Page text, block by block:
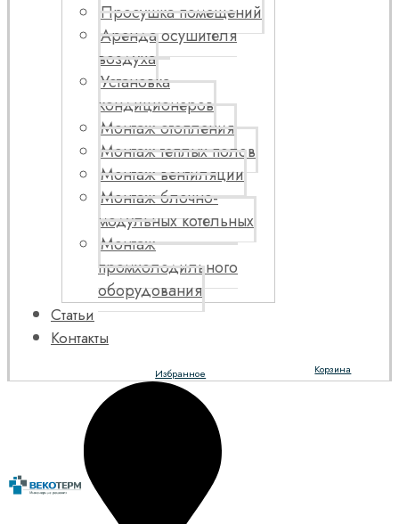
Просушка помещений
Аренда осушителя
воздуха
Установка
кондиционеров
Монтаж отопления
Монтаж теплых полов
Монтаж вентиляции
Монтаж блочно-
модульных котельных
Монтаж
промхолодильного
оборудования
Статьи
Контакты
Корзина
Избранное